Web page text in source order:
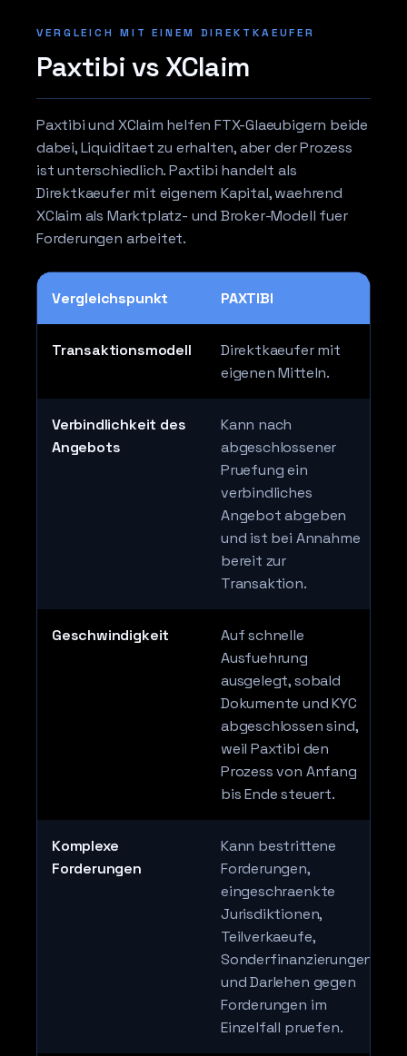
VERGLEICH MIT EINEM DIREKTKAEUFER
Paxtibi vs XClaim
Paxtibi und XClaim helfen FTX-Glaeubigern beide
dabei, Liquiditaet zu erhalten, aber der Prozess
ist unterschiedlich. Paxtibi handelt als
Direktkaeufer mit eigenem Kapital, waehrend
XClaim als Marktplatz- und Broker-Modell fuer
Forderungen arbeitet.
Vergleichspunkt PAXTIBI
Transaktionsmodell
Direktkaeufer mit
eigenen Mitteln.
Verbindlichkeit des
Angebots
Kann nach
abgeschlossener
Pruefung ein
verbindliches
Angebot abgeben
und ist bei Annahme
bereit zur
Transaktion.
Geschwindigkeit
Auf schnelle
Ausfuehrung
ausgelegt, sobald
Dokumente und KYC
abgeschlossen sind,
weil Paxtibi den
Prozess von Anfang
bis Ende steuert.
Komplexe
Forderungen
Kann bestrittene
Forderungen,
eingeschraenkte
Jurisdiktionen,
Teilverkaeufe,
Sonderfinanzierungen
und Darlehen gegen
Forderungen im
Einzelfall pruefen.